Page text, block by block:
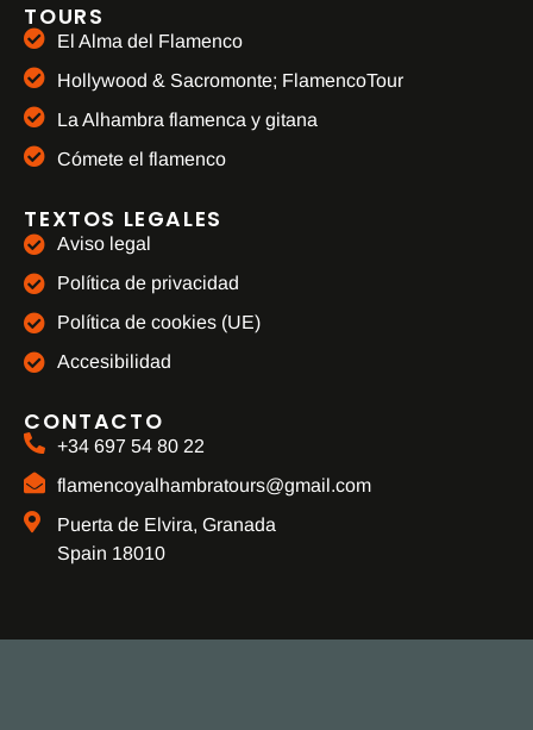
TOURS
El Alma del Flamenco
Hollywood & Sacromonte; FlamencoTour
La Alhambra flamenca y gitana
Cómete el flamenco
TEXTOS LEGALES
Aviso legal
Política de privacidad
Política de cookies (UE)
Accesibilidad
CONTACTO
+34 697 54 80 22
flamencoyalhambratours@gmail.com
Puerta de Elvira, Granada
Spain 18010